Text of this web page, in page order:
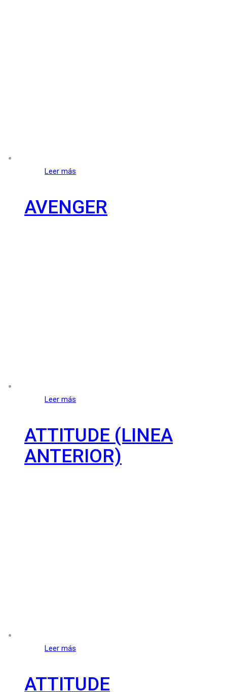
Leer más
AVENGER
Leer más
ATTITUDE (LINEA
ANTERIOR)
Leer más
ATTITUDE